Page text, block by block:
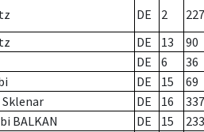
DE 2 227
DE 13 90
DE 6 36
DE 15 69
Sklenar DE 16 337
BALKAN DE 15 233